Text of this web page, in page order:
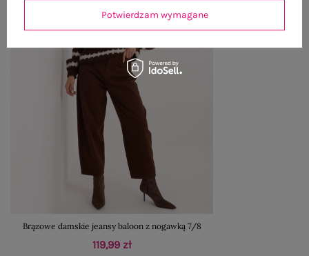
Brązowe damskie jeansy baloon z nogawką 7/8
119,99 zł
Potwierdzam wymagane